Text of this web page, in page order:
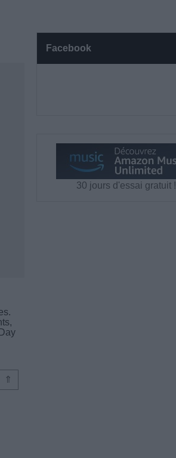
Facebook
30 jours d'essai gratuit !
⇑